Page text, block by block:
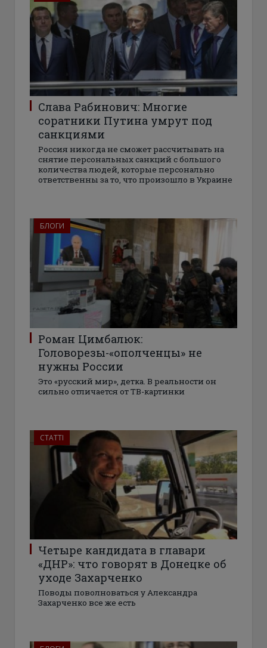
Слава Рабинович: Многие
соратники Путина умрут под
санкциями
Россия никогда не сможет рассчитывать на
снятие персональных санкций с большого
количества людей, которые персонально
ответственны за то, что произошло в Украине
БЛОГИ
Роман Цимбалюк:
Головорезы-«ополченцы» не
нужны России
Это «русский мир», детка. В реальности он
сильно отличается от ТВ-картинки
СТАТТІ
Четыре кандидата в главари
«ДНР»: что говорят в Донецке об
уходе Захарченко
Поводы поволноваться у Александра
Захарченко все же есть